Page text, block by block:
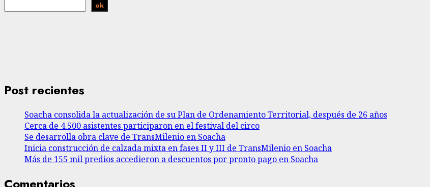
ok
Post recientes
Soacha consolida la actualización de su Plan de Ordenamiento Territorial, después de 26 años
Cerca de 4.500 asistentes participaron en el festival del circo
Se desarrolla obra clave de TransMilenio en Soacha
Inicia construcción de calzada mixta en fases II y III de TransMilenio en Soacha
Más de 155 mil predios accedieron a descuentos por pronto pago en Soacha